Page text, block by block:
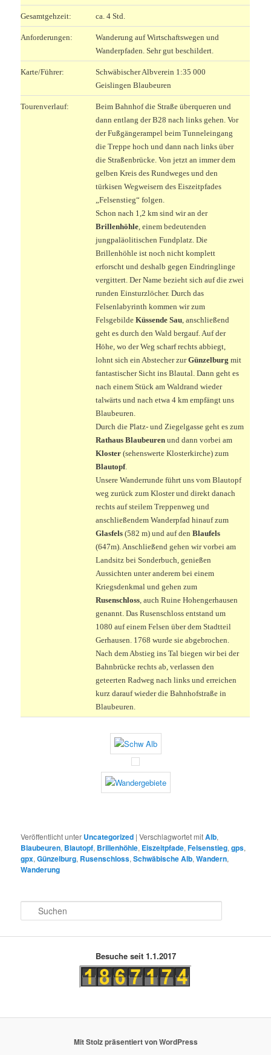
Gesamtgehzeit: ca. 4 Std.
Anforderungen:
Wanderung auf Wirtschaftswegen und
Wanderpfaden. Sehr gut beschildert.
Karte/Führer:
Schwäbischer Albverein 1:35 000
Geislingen Blaubeuren
Tourenverlauf:
Beim Bahnhof die Straße überqueren und
dann entlang der B28 nach links gehen. Vor
der Fußgängerampel beim Tunneleingang
die Treppe hoch und dann nach links über
die Straßenbrücke. Von jetzt an immer dem
gelben Kreis des Rundweges und den
türkisen Wegweisern des Eiszeitpfades
„Felsenstieg“ folgen.
Schon nach 1,2 km sind wir an der
Brillenhöhle , einem bedeutenden
jungpaläolitischen Fundplatz. Die
Brillenhöhle ist noch nicht komplett
erforscht und deshalb gegen Eindringlinge
vergittert. Der Name bezieht sich auf die zwei
runden Einsturzlöcher. Durch das
Felsenlabyrinth kommen wir zum
Felsgebilde Küssende Sau , anschließend
geht es durch den Wald bergauf. Auf der
Höhe, wo der Weg scharf rechts abbiegt,
lohnt sich ein Abstecher zurGünzelburg mit
fantastischer Sicht ins Blautal. Dann geht es
nach einem Stück am Waldrand wieder
talwärts und nach etwa 4 km empfängt uns
Blaubeuren.
Durch die Platz- und Ziegelgasse geht es zum
Rathaus Blaubeuren und dann vorbei am
Kloster (sehenswerte Klosterkirche) zum
Blautopf.
Unsere Wanderrunde führt uns vom Blautopf
weg zurück zum Kloster und direkt danach
rechts auf steilem Treppenweg und
anschließendem Wanderpfad hinauf zum
Glasfels (582 m) und auf denBlaufels
(647m). Anschließend gehen wir vorbei am
Landsitz bei Sonderbuch, genießen
Aussichten unter anderem bei einem
Kriegsdenkmal und gehen zum
Rusenschloss , auch Ruine Hohengerhausen
genannt. Das Rusenschloss entstand um
1080 auf einem Felsen über dem Stadtteil
Gerhausen. 1768 wurde sie abgebrochen.
Nach dem Abstieg ins Tal biegen wir bei der
Bahnbrücke rechts ab, verlassen den
geteerten Radweg nach links und erreichen
kurz darauf wieder die Bahnhofstraße in
Blaubeuren.
Veröffentlicht unter Uncategorized |Verschlagwortet mitAlb,
Blaubeuren, Blautopf, Brillenhöhle, Eiszeitpfade,Felsenstieg,gps,
gpx,Günzelburg, Rusenschloss,Schwäbische Alb,Wandern,
Wanderung
u
Besuche seit 1.1.2017
Mit Stolz präsentiert von WordPress